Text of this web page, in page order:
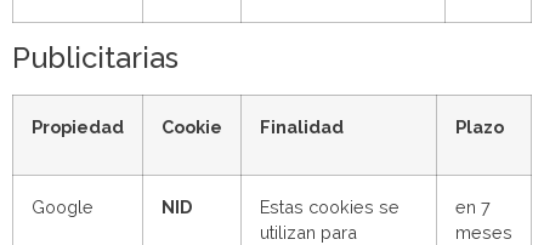
Publicitarias
Propiedad Cookie Finalidad Plazo
Google NID
Estas cookies se
utilizan para
en 7
meses